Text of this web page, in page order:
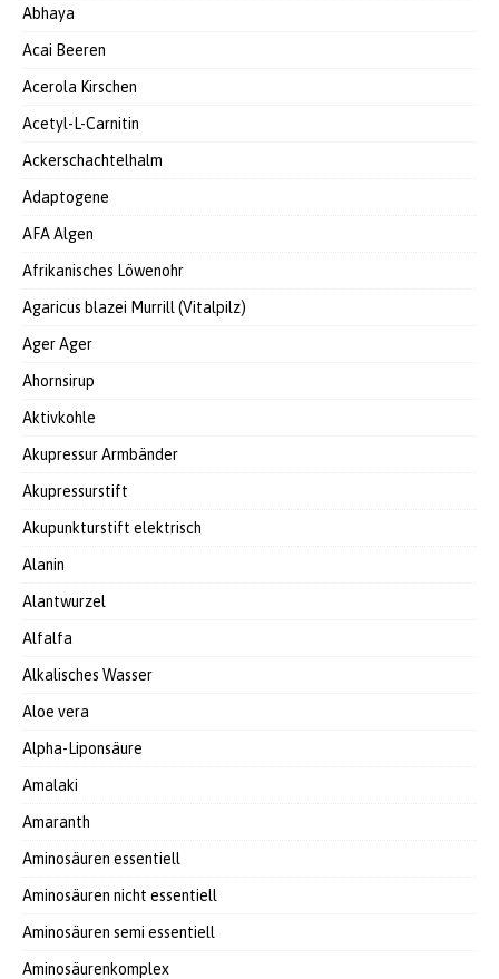
Abhaya
Acai Beeren
Acerola Kirschen
Acetyl-L-Carnitin
Ackerschachtelhalm
Adaptogene
AFA Algen
Afrikanisches Löwenohr
Agaricus blazei Murrill (Vitalpilz)
Ager Ager
Ahornsirup
Aktivkohle
Akupressur Armbänder
Akupressurstift
Akupunkturstift elektrisch
Alanin
Alantwurzel
Alfalfa
Alkalisches Wasser
Aloe vera
Alpha-Liponsäure
Amalaki
Amaranth
Aminosäuren essentiell
Aminosäuren nicht essentiell
Aminosäuren semi essentiell
Aminosäurenkomplex